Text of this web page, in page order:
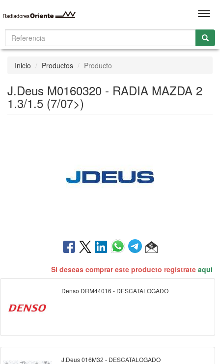
Inicio Productos Producto
J.Deus M0160320 - RADIA MAZDA 2
1.3/1.5 (7/07>)
Si deseas comprar este producto regístrate aquí
Denso DRM44016 - DESCATALOGADO
J.Deus 016M32 - DESCATALOGADO